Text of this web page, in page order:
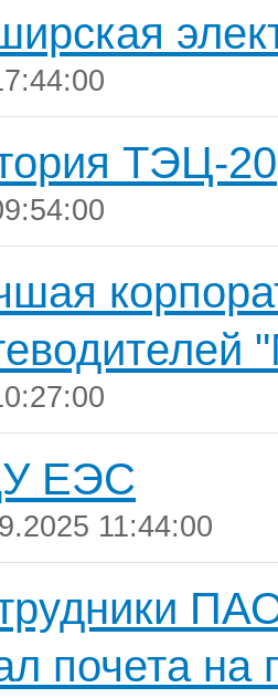
ТЭЦ-20
ЕЭС
11:44:00
почета на